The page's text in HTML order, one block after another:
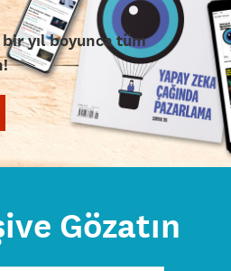
yıl boyunca tüm
Gözatın